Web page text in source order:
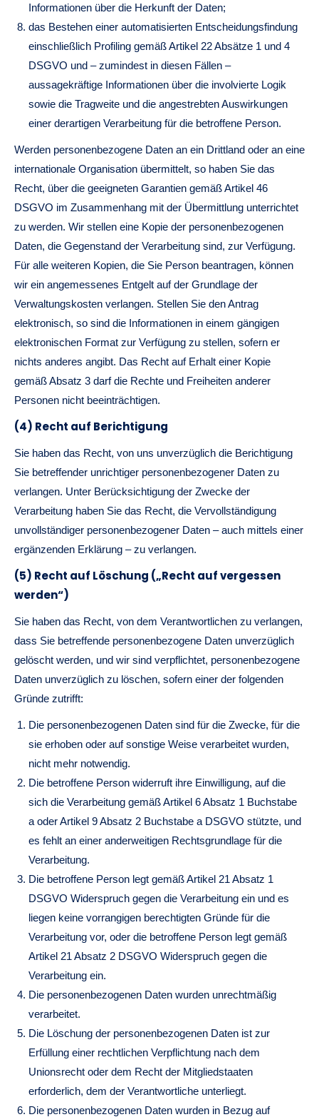
Informationen über die Herkunft der Daten;
das Bestehen einer automatisierten Entscheidungsfindung
einschließlich Profiling gemäß Artikel 22 Absätze 1 und 4
DSGVO und – zumindest in diesen Fällen –
aussagekräftige Informationen über die involvierte Logik
sowie die Tragweite und die angestrebten Auswirkungen
einer derartigen Verarbeitung für die betroffene Person.
Werden personenbezogene Daten an ein Drittland oder an eine
internationale Organisation übermittelt, so haben Sie das
Recht, über die geeigneten Garantien gemäß Artikel 46
DSGVO im Zusammenhang mit der Übermittlung unterrichtet
zu werden. Wir stellen eine Kopie der personenbezogenen
Daten, die Gegenstand der Verarbeitung sind, zur Verfügung.
Für alle weiteren Kopien, die Sie Person beantragen, können
wir ein angemessenes Entgelt auf der Grundlage der
Verwaltungskosten verlangen. Stellen Sie den Antrag
elektronisch, so sind die Informationen in einem gängigen
elektronischen Format zur Verfügung zu stellen, sofern er
nichts anderes angibt. Das Recht auf Erhalt einer Kopie
gemäß Absatz 3 darf die Rechte und Freiheiten anderer
Personen nicht beeinträchtigen.
(4) Recht auf Berichtigung
Sie haben das Recht, von uns unverzüglich die Berichtigung
Sie betreffender unrichtiger personenbezogener Daten zu
verlangen. Unter Berücksichtigung der Zwecke der
Verarbeitung haben Sie das Recht, die Vervollständigung
unvollständiger personenbezogener Daten – auch mittels einer
ergänzenden Erklärung – zu verlangen.
(5) Recht auf Löschung („Recht auf vergessen
werden“)
Sie haben das Recht, von dem Verantwortlichen zu verlangen,
dass Sie betreffende personenbezogene Daten unverzüglich
gelöscht werden, und wir sind verpflichtet, personenbezogene
Daten unverzüglich zu löschen, sofern einer der folgenden
Gründe zutrifft:
Die personenbezogenen Daten sind für die Zwecke, für die
sie erhoben oder auf sonstige Weise verarbeitet wurden,
nicht mehr notwendig.
Die betroffene Person widerruft ihre Einwilligung, auf die
sich die Verarbeitung gemäß Artikel 6 Absatz 1 Buchstabe
a oder Artikel 9 Absatz 2 Buchstabe a DSGVO stützte, und
es fehlt an einer anderweitigen Rechtsgrundlage für die
Verarbeitung.
Die betroffene Person legt gemäß Artikel 21 Absatz 1
DSGVO Widerspruch gegen die Verarbeitung ein und es
liegen keine vorrangigen berechtigten Gründe für die
Verarbeitung vor, oder die betroffene Person legt gemäß
Artikel 21 Absatz 2 DSGVO Widerspruch gegen die
Verarbeitung ein.
Die personenbezogenen Daten wurden unrechtmäßig
verarbeitet.
Die Löschung der personenbezogenen Daten ist zur
Erfüllung einer rechtlichen Verpflichtung nach dem
Unionsrecht oder dem Recht der Mitgliedstaaten
erforderlich, dem der Verantwortliche unterliegt.
Die personenbezogenen Daten wurden in Bezug auf